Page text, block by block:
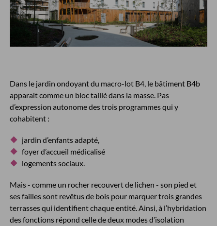
Dans le jardin ondoyant du macro-lot B4, le bâtiment B4b
apparait comme un bloc taillé dans la masse. Pas
d’expression autonome des trois programmes qui y
cohabitent :
jardin d’enfants adapté,
foyer d’accueil médicalisé
logements sociaux.
Mais - comme un rocher recouvert de lichen - son pied et
ses failles sont revêtus de bois pour marquer trois grandes
terrasses qui identifient chaque entité. Ainsi, à l’hybridation
des fonctions répond celle de deux modes d’isolation